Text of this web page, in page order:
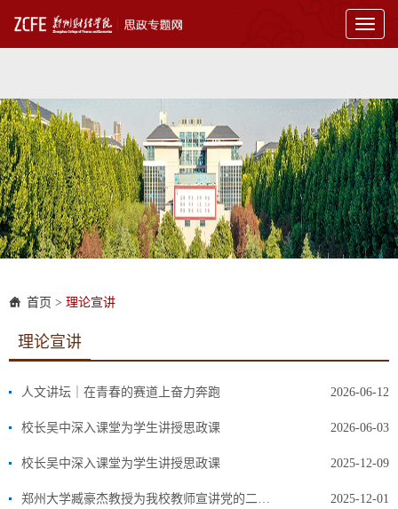
Toggle
首页 > 理论宣讲
理论宣讲
人文讲坛｜在青春的赛道上奋力奔跑 2026-06-12
校长吴中深入课堂为学生讲授思政课 2026-06-03
校长吴中深入课堂为学生讲授思政课 2025-12-09
郑州大学臧豪杰教授为我校教师宣讲党的二十届四中全会精神 2025-12-01